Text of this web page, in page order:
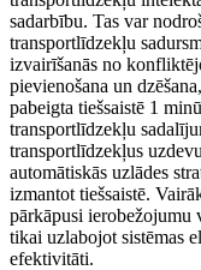
sadarbību. Tas var
transportlīdzekļu
izvairīšanās no
pievienošana un
pabeigta tiešsaistē 1
transportlīdzekļu
transportlīdzekļus
automātiskās uzlādes
izmantot tiešsaistē.
pārkāpusi ierobežojumu
tikai uzlabojot sistēmas
efektivitāti.